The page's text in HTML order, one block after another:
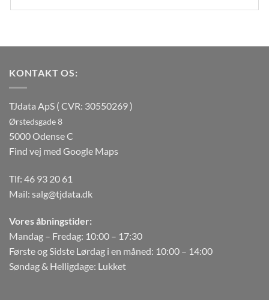
KONTAKT OS:
TJdata ApS ( CVR: 30550269 )
Ørstedsgade 8
5000 Odense C
Find vej med Google Maps
Tlf: 46 93 20 61
Mail: salg@tjdata.dk
Vores åbningstider:
Mandag – Fredag: 10:00 – 17:30
Første og Sidste Lørdag i en måned: 10:00 – 14:00
Søndag & Helligdage: Lukket